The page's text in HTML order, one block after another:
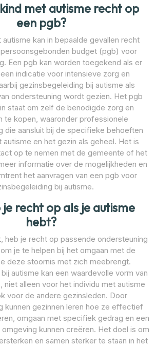
met autisme recht op
een pgb?
autisme kan in bepaalde gevallen recht
budget (pgb) voor
Een pgb kan worden toegekend als er
indicatie voor intensieve zorg en
gezinsbegeleiding bij autisme als
ondersteuning wordt gezien. Het pgb
staat om zelf de benodigde zorg en
te kopen, waaronder professionele
die aansluit bij de specifieke behoeften
autisme en het gezin als geheel. Het is
op te nemen met de gemeente of het
informatie over de mogelijkheden en
het aanvragen van een pgb voor
bij autisme.
recht op als je autisme
hebt?
heb je recht op passende ondersteuning
je te helpen bij het omgaan met de
deze stoornis met zich meebrengt.
autisme kan een waardevolle vorm van
niet alleen voor het individu met autisme
voor de andere gezinsleden. Door
kunnen gezinnen leren hoe ze effectief
omgaan met specifiek gedrag en een
kunnen creëren. Het doel is om
en samen sterker te staan in het